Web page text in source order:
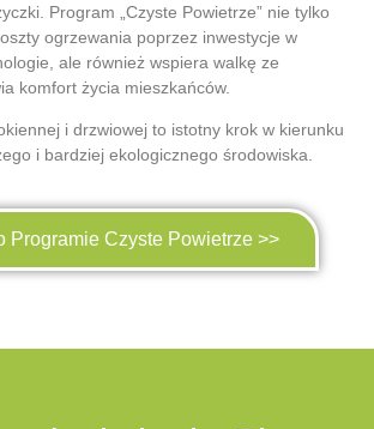
Program „Czyste Powietrze” nie tylko
ogrzewania poprzez inwestycje w
ale również wspiera walkę ze
komfort życia mieszkańców.
i drzwiowej to istotny krok w kierunku
i bardziej ekologicznego środowiska.
Programie Czyste Powietrze >>